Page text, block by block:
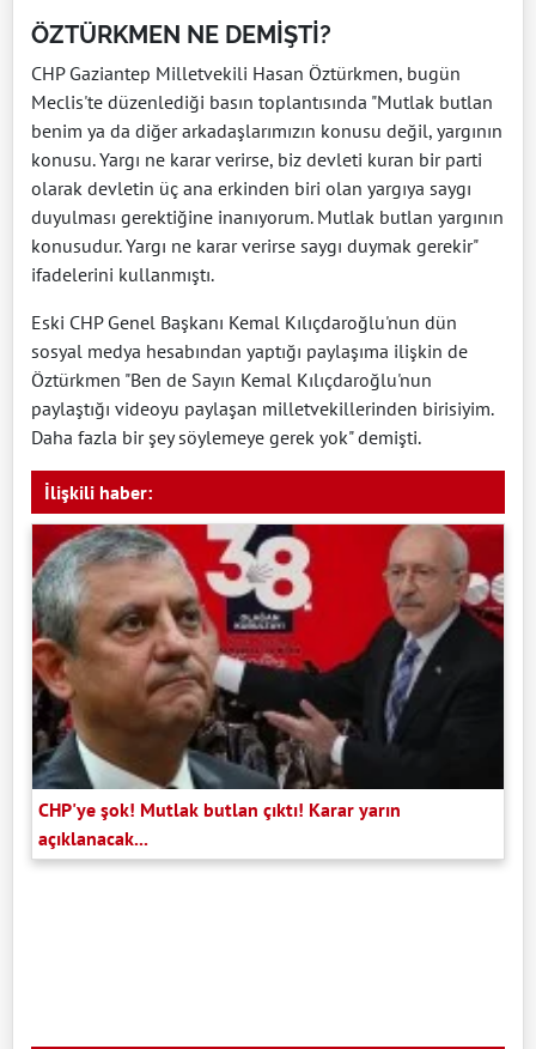
ÖZTÜRKMEN NE DEMİŞTİ?
CHP Gaziantep Milletvekili Hasan Öztürkmen, bugün
Meclis'te düzenlediği basın toplantısında "Mutlak butlan
benim ya da diğer arkadaşlarımızın konusu değil, yargının
konusu. Yargı ne karar verirse, biz devleti kuran bir parti
olarak devletin üç ana erkinden biri olan yargıya saygı
duyulması gerektiğine inanıyorum. Mutlak butlan yargının
konusudur. Yargı ne karar verirse saygı duymak gerekir"
ifadelerini kullanmıştı.
Eski CHP Genel Başkanı Kemal Kılıçdaroğlu'nun dün
sosyal medya hesabından yaptığı paylaşıma ilişkin de
Öztürkmen "Ben de Sayın Kemal Kılıçdaroğlu'nun
paylaştığı videoyu paylaşan milletvekillerinden birisiyim.
Daha fazla bir şey söylemeye gerek yok" demişti.
İlişkili haber:
CHP'ye şok! Mutlak butlan çıktı! Karar yarın
açıklanacak...